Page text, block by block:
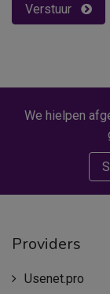
Verstuur
We hielpen
Providers
Usenet.pro